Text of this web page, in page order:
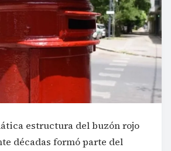
estructura del buzón rojo
décadas formó parte del